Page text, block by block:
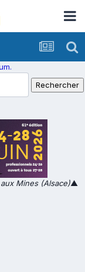
Mines (Alsace)▲